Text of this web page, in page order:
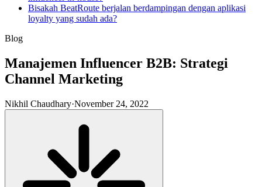
Bisakah BeatRoute berjalan berdampingan dengan aplikasi
loyalty yang sudah ada?
Blog
Manajemen Influencer B2B: Strategi
Channel Marketing
Nikhil Chaudhary·November 24, 2022